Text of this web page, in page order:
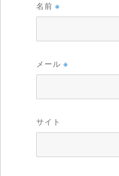
名前 ※
メール ※
サイト